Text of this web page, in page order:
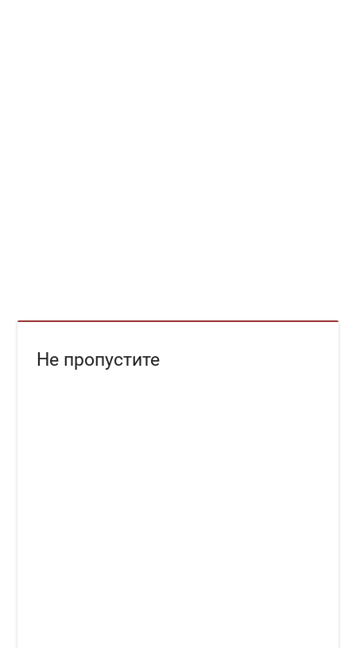
Не пропустите